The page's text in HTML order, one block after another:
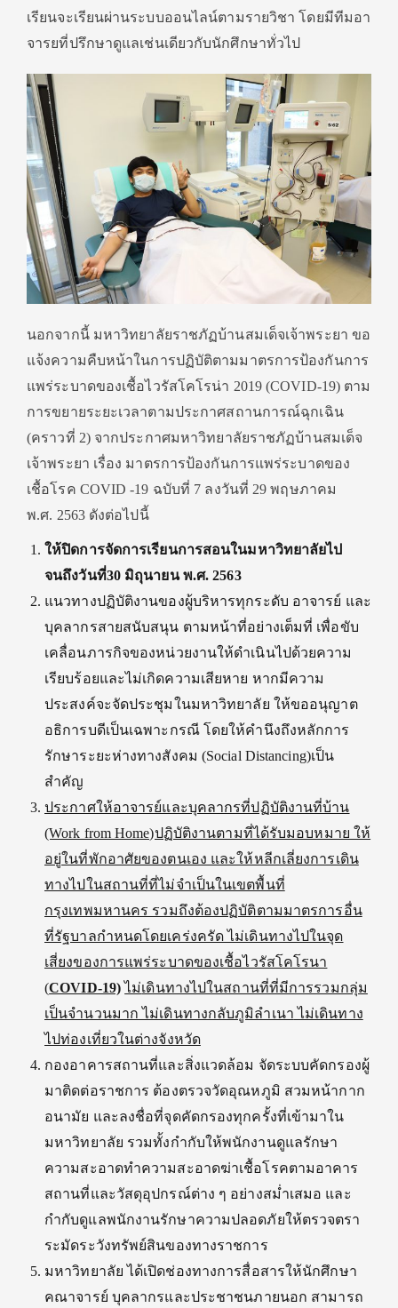
เรียนจะเรียนผ่านระบบออนไลน์ตามรายวิชา โดยมีทีมอา
จารยที่ปรึกษาดูแลเช่นเดียวกับนักศึกษาทั่วไป
นอกจากนี้ มหาวิทยาลัยราชภัฏบ้านสมเด็จเจ้าพระยา ขอ
แจ้งความคืบหน้าในการปฏิบัติตามมาตรการป้องกันการ
แพร่ระบาดของเชื้อไวรัสโคโรน่า 2019 (COVID-19) ตาม
การขยายระยะเวลาตามประกาศสถานการณ์ฉุกเฉิน
(คราวที่ 2) จากประกาศมหาวิทยาลัยราชภัฏบ้านสมเด็จ
เจ้าพระยา เรื่อง มาตรการป้องกันการแพร่ระบาดของ
เชื้อโรค COVID -19 ฉบับที่ 7 ลงวันที่ 29 พฤษภาคม
พ.ศ. 2563 ดังต่อไปนี้
ให้ปิดการจัดการเรียนการสอนในมหาวิทยาลัยไป
จนถึงวันที่30 มิถุนายน พ.ศ. 2563
แนวทางปฏิบัติงานของผู้บริหารทุกระดับ อาจารย์ และ
บุคลากรสายสนับสนุน ตามหน้าที่อย่างเต็มที่ เพื่อขับ
เคลื่อนภารกิจของหน่วยงานให้ดำเนินไปด้วยความ
เรียบร้อยและไม่เกิดความเสียหาย หากมีความ
ประสงค์จะจัดประชุมในมหาวิทยาลัย ให้ขออนุญาต
อธิการบดีเป็นเฉพาะกรณี โดยให้คำนึงถึงหลักการ
รักษาระยะห่างทางสังคม (Social Distancing)เป็น
สำคัญ
ประกาศให้อาจารย์และบุคลากรที่ปฏิบัติงานที่บ้าน
(Work from Home)ปฏิบัติงานตามที่ได้รับมอบหมาย ให้
อยู่ในที่พักอาศัยของตนเอง และให้หลีกเลี่ยงการเดิน
ทางไปในสถานที่ที่ไม่จำเป็นในเขตพื้นที่
กรุงเทพมหานคร รวมถึงต้องปฏิบัติตามมาตรการอื่น
ที่รัฐบาลกำหนดโดยเคร่งครัด ไม่เดินทางไปในจุด
เสี่ยงของการแพร่ระบาดของเชื้อไวรัสโคโรนา
(COVID-19) ไม่เดินทางไปในสถานที่ที่มีการรวมกลุ่ม
เป็นจำนวนมาก ไม่เดินทางกลับภูมิลำเนา ไม่เดินทาง
ไปท่องเที่ยวในต่างจังหวัด
กองอาคารสถานที่และสิ่งแวดล้อม จัดระบบคัดกรองผู้
มาติดต่อราชการ ต้องตรวจวัดอุณหภูมิ สวมหน้ากาก
อนามัย และลงชื่อที่จุดคัดกรองทุกครั้งที่เข้ามาใน
มหาวิทยาลัย รวมทั้งกำกับให้พนักงานดูแลรักษา
ความสะอาดทำความสะอาดฆ่าเชื้อโรคตามอาคาร
สถานที่และวัสดุอุปกรณ์ต่าง ๆ อย่างสม่ำเสมอ และ
กำกับดูแลพนักงานรักษาความปลอดภัยให้ตรวจตรา
ระมัดระวังทรัพย์สินของทางราชการ
มหาวิทยาลัย ได้เปิดช่องทางการสื่อสารให้นักศึกษา
คณาจารย์ บุคลากรและประชาชนภายนอก สามารถ